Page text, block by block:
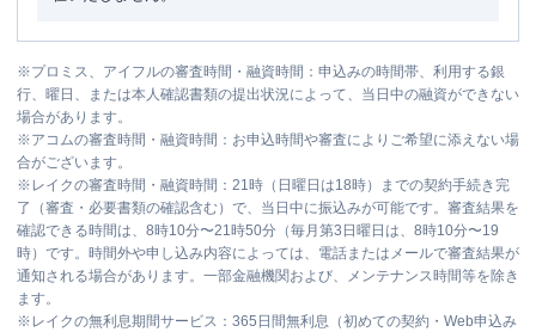
※プロミス、アイフルの審査時間・融資時間：申込みの時間帯、利用する銀
行、曜日、または本人確認書類の提出状況によって、当日中の融資ができない
場合があります。
※アコムの審査時間・融資時間：お申込時間や審査によりご希望に添えない場
合がございます。
※ レイクの審査時間・融資時間：21時（日曜日は18時）までの契約手続き完
了（審査・必要書類の確認含む）で、当日中に振込みが可能です。審査結果を
確認できる時間は、8時10分〜21時50分（毎月第3日曜日は、8時10分〜19
時）です。時間外や申し込み内容によっては、電話またはメールで審査結果が
通知される場合があります。一部金融機関および、メンテナンス時間等を除き
ます。
※ レイクの無利息期間サービス：365日間無利息（初めての契約・Web申込み